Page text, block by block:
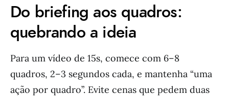
Do briefing aos quadros:
quebrando a ideia
Para um vídeo de 15s, comece com 6–8
quadros, 2–3 segundos cada, e mantenha “uma
ação por quadro”. Evite cenas que pedem duas